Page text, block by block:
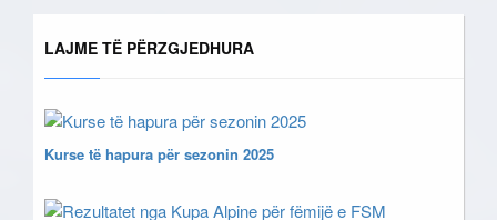
LAJME TË PËRZGJEDHURA
Kurse të hapura për sezonin 2025